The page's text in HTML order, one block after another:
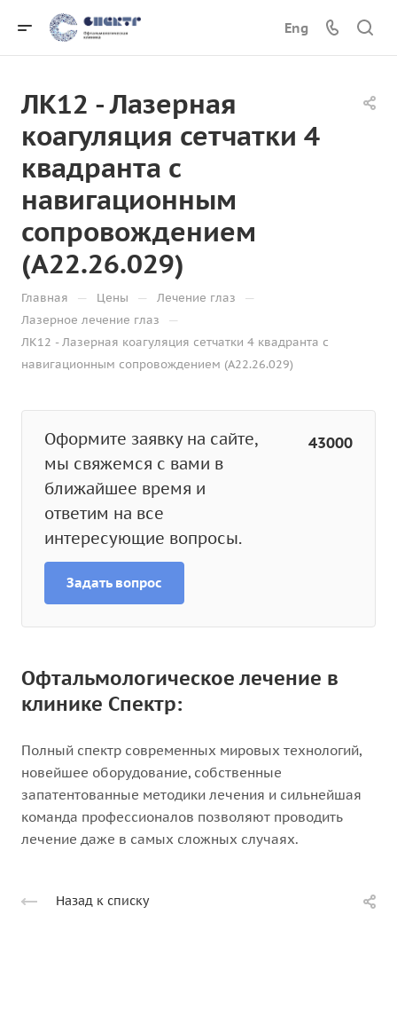
Eng
ЛК12 - Лазерная
коагуляция сетчатки 4
квадранта с
навигационным
сопровождением
(A22.26.029)
Главная — Цены — Лечение глаз —
Лазерное лечение глаз —
ЛК12 - Лазерная коагуляция сетчатки 4 квадранта с
навигационным сопровождением (A22.26.029)
Оформите заявку на сайте,
мы свяжемся с вами в
ближайшее время и
ответим на все
интересующие вопросы.
43000
Задать вопрос
Офтальмологическое лечение в
клинике Спектр:
Полный спектр современных мировых технологий,
новейшее оборудование, собственные
запатентованные методики лечения и сильнейшая
команда профессионалов позволяют проводить
лечение даже в самых сложных случаях.
Назад к списку